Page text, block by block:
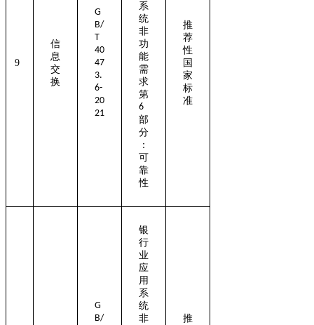
9
信
息
交
换
G
B/
T
40
47
3.
6-
20
21
系
统
非
功
能
需
求
第
6
部
分
：
可
靠
性
推
荐
性
国
家
标
准
G
B/
银
行
业
应
用
系
统
非
推